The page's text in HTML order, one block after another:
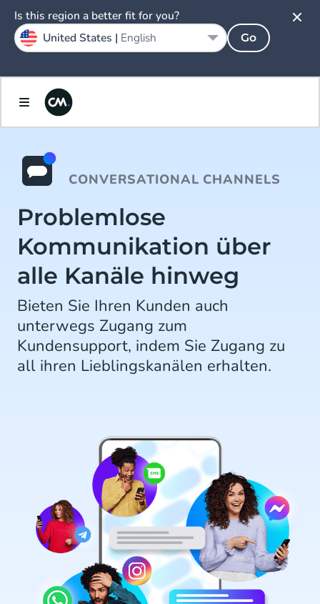
CONVERSATIONAL CHANNELS
Problemlose
Kommunikation über
alle Kanäle hinweg
Bieten Sie Ihren Kunden auch
unterwegs Zugang zum
Kundensupport, indem Sie Zugang zu
all ihren Lieblingskanälen erhalten.
Is this region a better fit for you?
United States | English Go